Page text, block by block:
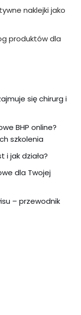
naklejki jako
produktów dla
się chirurg i
BHP online?
szkolenia
i jak działa?
dla Twojej
– przewodnik